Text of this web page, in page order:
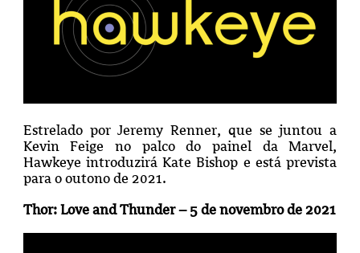
Estrelado por Jeremy Renner, que se juntou a
Kevin Feige no palco do painel da Marvel,
Hawkeye introduzirá Kate Bishop e está prevista
para o outono de 2021.
Thor: Love and Thunder – 5 de novembro de 2021